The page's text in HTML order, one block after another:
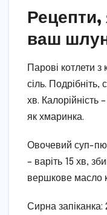
Рецепти,
ваш
Парові котлети з
сіль.
хв. Калорійність
як хмаринка.
Овочевий суп-
– варіть 15 хв,
вершкове масло
Сирна запіканка: